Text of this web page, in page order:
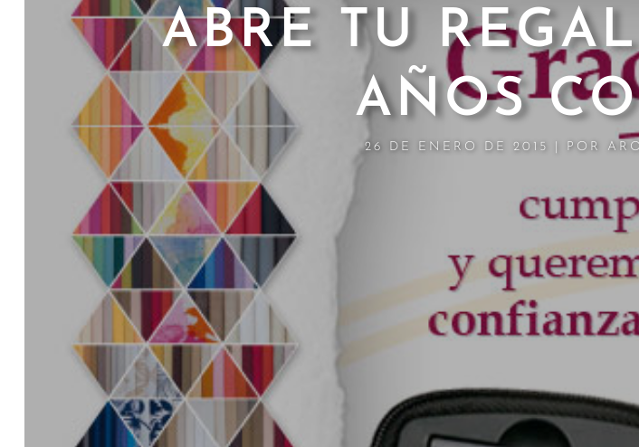
ABRE TU
AÑOS
26 DE ENERO DE 2015 POR